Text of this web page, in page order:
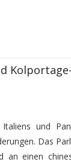
und
Das
einen